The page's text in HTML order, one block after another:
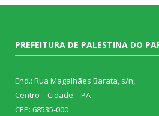
PREFEITURA DE PALESTINA DO
End.: Rua Magalhães Barata, s/n,
Centro – Cidade – PA
CEP: 68535-000